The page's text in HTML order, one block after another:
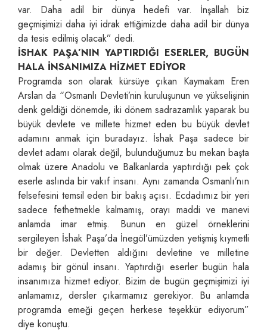
var. Daha adil bir dünya hedefi var. İnşallah biz
geçmişimizi daha iyi idrak ettiğimizde daha adil bir dünya
da tesis edilmiş olacak” dedi.
İSHAK PAŞA’NIN YAPTIRDIĞI ESERLER, BUGÜN
HALA İNSANIMIZA HİZMET EDİYOR
Programda son olarak kürsüye çıkan Kaymakam Eren
Arslan da “Osmanlı Devleti’nin kuruluşunun ve yükselişinin
denk geldiği dönemde, iki dönem sadrazamlık yaparak bu
büyük devlete ve millete hizmet eden bu büyük devlet
adamını anmak için buradayız. İshak Paşa sadece bir
devlet adamı olarak değil, bulunduğumuz bu mekan başta
olmak üzere Anadolu ve Balkanlarda yaptırdığı pek çok
eserle aslında bir vakıf insanı. Aynı zamanda Osmanlı’nın
felsefesini temsil eden bir bakış açısı. Ecdadımız bir yeri
sadece fethetmekle kalmamış, orayı maddi ve manevi
anlamda imar etmiş. Bunun en güzel örneklerini
sergileyen İshak Paşa’da İnegöl’ümüzden yetişmiş kıymetli
bir değer. Devletten aldığını devletine ve milletine
adamış bir gönül insanı. Yaptırdığı eserler bugün hala
insanımıza hizmet ediyor. Bizim de bugün geçmişimizi iyi
anlamamız, dersler çıkarmamız gerekiyor. Bu anlamda
programda emeği geçen herkese teşekkür ediyorum”
diye konuştu.